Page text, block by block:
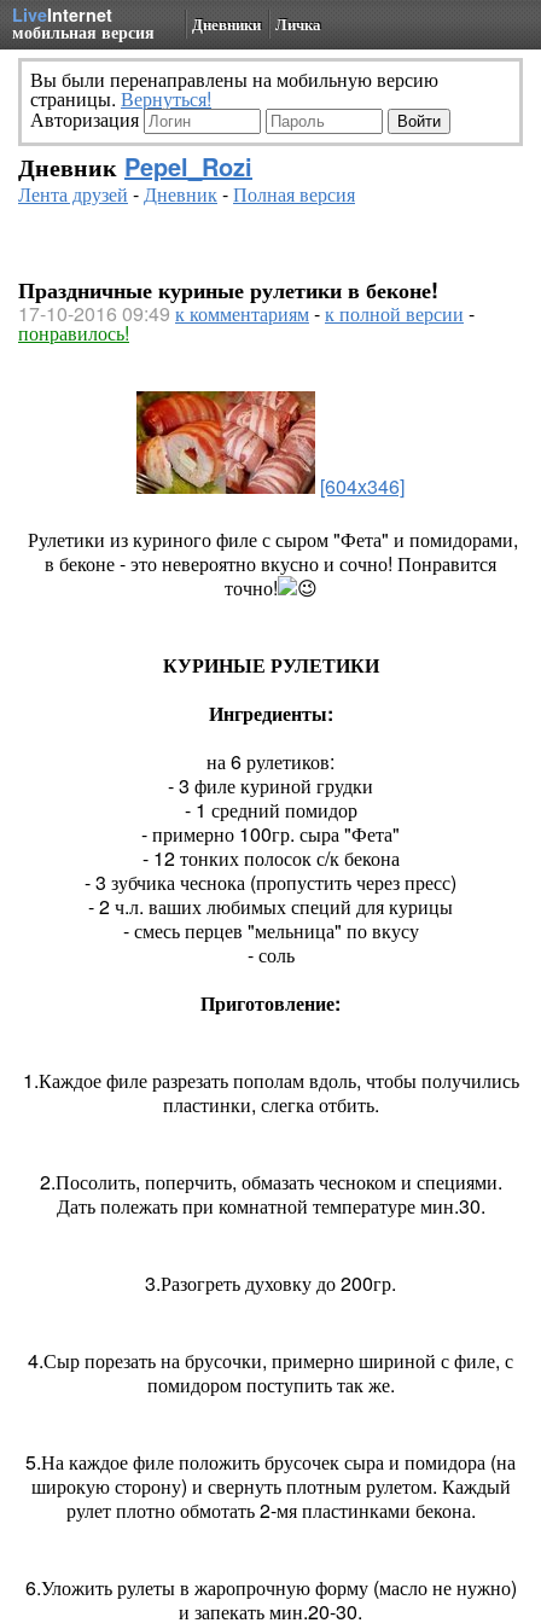
LiveInternet
мобильная версия Дневники Личка
Вы были перенаправлены на мобильную версию
страницы. Вернуться!
Авторизация
Дневник Pepel_Rozi
Лента друзей -Дневник-Полная версия
Праздничные куриные рулетики в беконе!
17-10-2016 09:49 к комментариям-к полной версии -
понравилось!
[604x346]
Рулетики из куриного филе с сыром "Фета" и помидорами,
в беконе - это невероятно вкусно и сочно! Понравится
точно!
КУРИНЫЕ РУЛЕТИКИ
Ингредиенты:
на 6 рулетиков:
- 3 филе куриной грудки
- 1 средний помидор
- примерно 100гр. сыра "Фета"
- 12 тонких полосок с/к бекона
- 3 зубчика чеснока (пропустить через пресс)
- 2 ч.л. ваших любимых специй для курицы
- смесь перцев "мельница" по вкусу
- соль
Приготовление:
1.Каждое филе разрезать пополам вдоль, чтобы получились
пластинки, слегка отбить.
2.Посолить, поперчить, обмазать чесноком и специями.
Дать полежать при комнатной температуре мин.30.
3.Разогреть духовку до 200гр.
4.Сыр порезать на брусочки, примерно шириной с филе, с
помидором поступить так же.
5.На каждое филе положить брусочек сыра и помидора (на
широкую сторону) и свернуть плотным рулетом. Каждый
рулет плотно обмотать 2-мя пластинками бекона.
6.Уложить рулеты в жаропрочную форму (масло не нужно)
и запекать мин.20-30.